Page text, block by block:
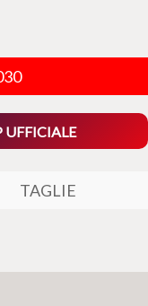
UFFICIALE
TAGLIE